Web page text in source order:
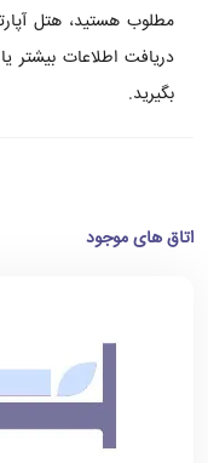
مطلوب هستید، هتل
دریافت اطلاعات بیشتر
بگیرید.
اتاق های موجود